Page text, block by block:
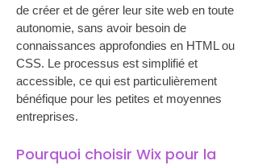
de créer et de gérer leur site web en toute
autonomie, sans avoir besoin de
connaissances approfondies en HTML ou
CSS. Le processus est simplifié et
accessible, ce qui est particulièrement
bénéfique pour les petites et moyennes
entreprises.
Pourquoi choisir Wix pour la